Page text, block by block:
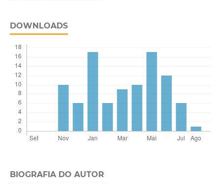
DOWNLOADS
BIOGRAFIA DO AUTOR